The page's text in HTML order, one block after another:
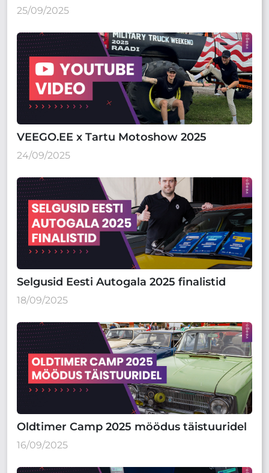
25/09/2025
VEEGO.EE x Tartu Motoshow 2025
24/09/2025
Selgusid Eesti Autogala 2025 finalistid
18/09/2025
Oldtimer Camp 2025 möödus täistuuridel
16/09/2025